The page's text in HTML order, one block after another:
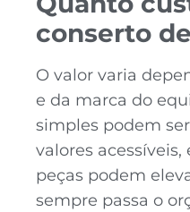
conserto
O valor varia
e da marca do
simples podem
valores
peças podem
sempre passa o